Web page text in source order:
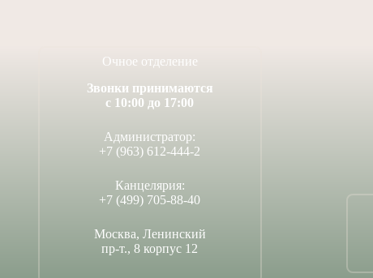
Очное отделение
Звонки принимаются
с 10:00 до 17:00
Администратор:
+7 (963) 612-444-2
Канцелярия:
+7 (499) 705-88-40
Москва, Ленинский
пр-т., 8 корпус 12